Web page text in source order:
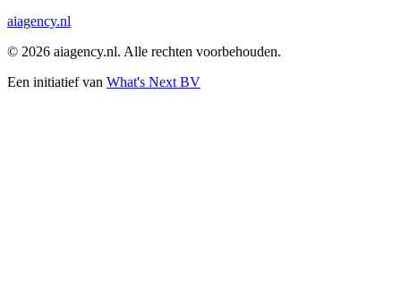
aiagency.nl
© 2026 aiagency.nl. Alle rechten voorbehouden.
Een initiatief van What's Next BV